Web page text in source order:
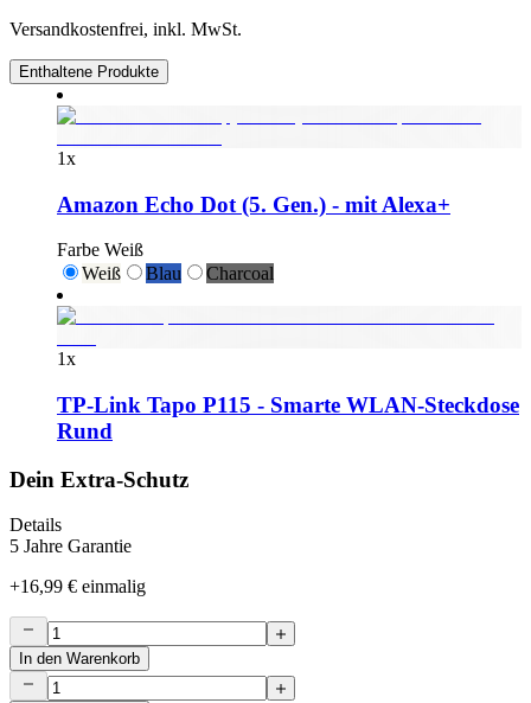
Versandkostenfrei, inkl. MwSt.
Enthaltene Produkte
1x
Amazon Echo Dot (5. Gen.) - mit Alexa+
Farbe Weiß
Weiß
Blau Charcoal
1x
TP-Link Tapo P115 - Smarte WLAN-Steckdose
Rund
Dein Extra-Schutz
Details
5 Jahre Garantie
+16,99 € einmalig
In den Warenkorb